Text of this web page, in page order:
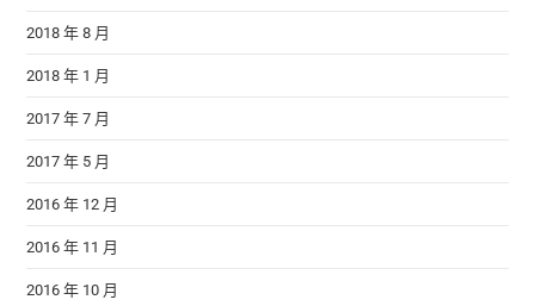
2018 年 8 月
2018 年 1 月
2017 年 7 月
2017 年 5 月
2016 年 12 月
2016 年 11 月
2016 年 10 月